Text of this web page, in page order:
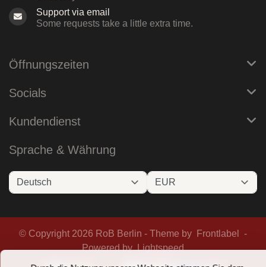
Support via email
Some requests take a little extra time.
Öffnungszeiten
Socials
Kundendienst
Sprache & Währung
© Copyright 2026 RoB Berlin - Theme by Frontlabel
-
Powered by Lightspeed